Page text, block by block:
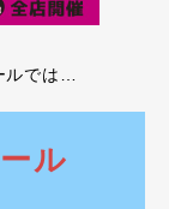
ルでは…
ル